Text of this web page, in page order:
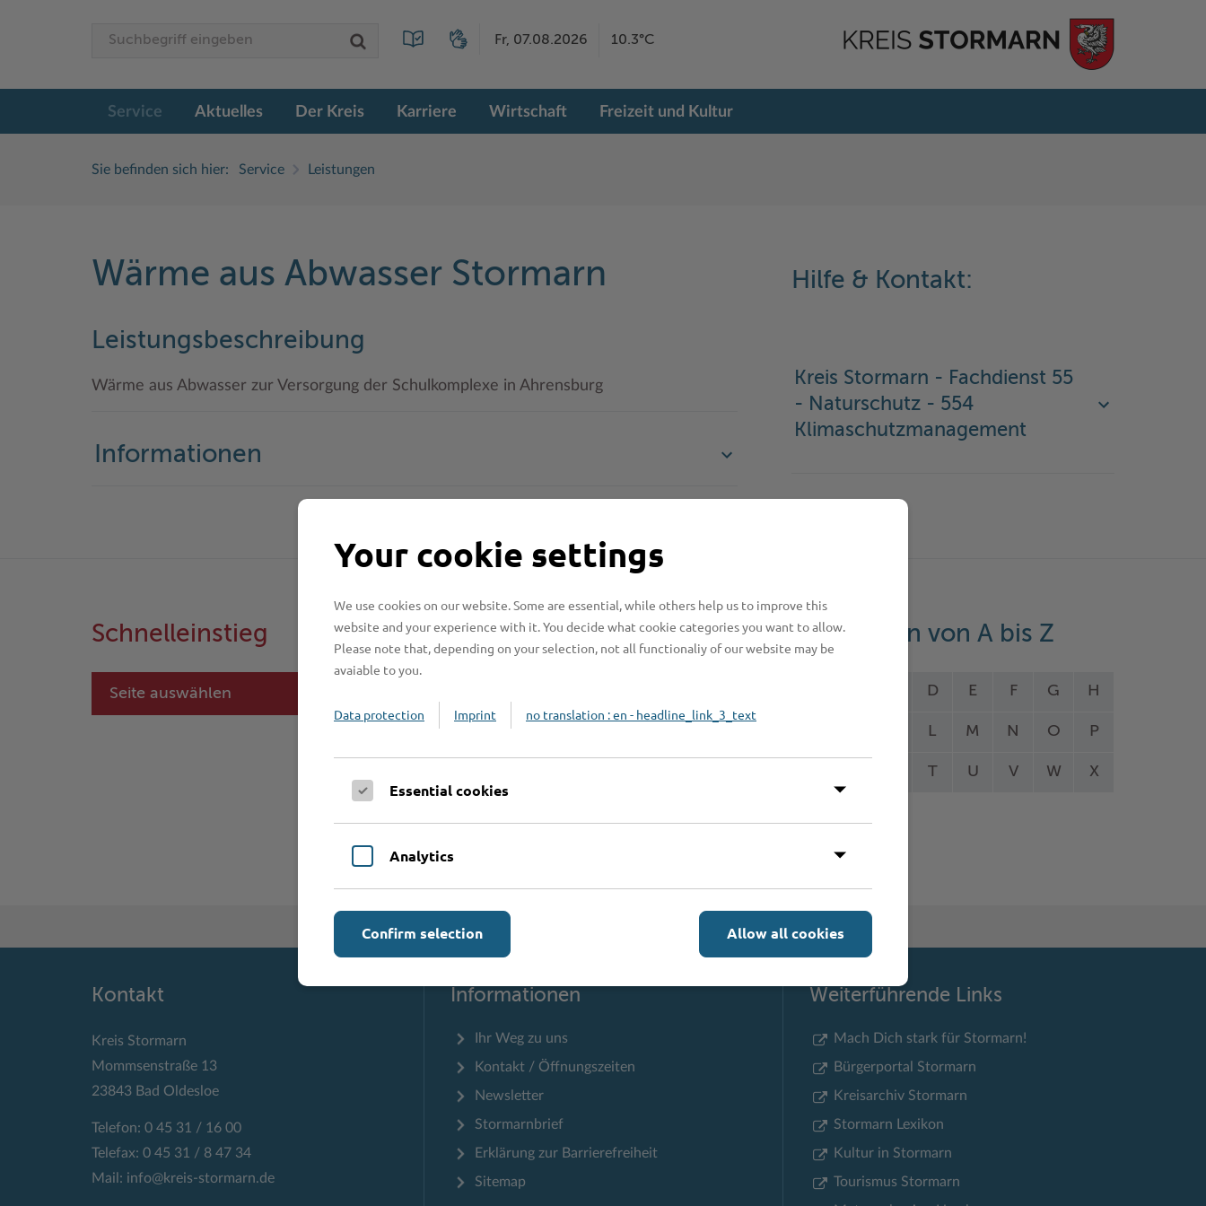
Fr, 07.08.2026 10.3°C
Service Aktuelles Der Kreis Karriere Wirtschaft Freizeit und Kultur
Sie befinden sich hier: Service Leistungen
Wärme aus Abwasser Stormarn
Leistungsbeschreibung
Wärme aus Abwasser zur Versorgung der Schulkomplexe in Ahrensburg
Informationen
Hilfe & Kontakt:
Kreis Stormarn - Fachdienst 55
- Naturschutz - 554
Klimaschutzmanagement
Schnelleinstieg
Seite auswählen
Online-Services
Formulare
Leistungen von A bis Z
D E F G H
L M N O P
T U V W X
Kontakt
Kreis Stormarn
Mommsenstraße 13
23843 Bad Oldesloe
Telefon: 0 45 31 / 16 00
Telefax: 0 45 31 / 8 47 34
Mail: info@kreis-stormarn.de
Informationen
Ihr Weg zu uns
Kontakt / Öffnungszeiten
Newsletter
Stormarnbrief
Erklärung zur Barrierefreiheit
Sitemap
Weiterführende Links
Mach Dich stark für Stormarn!
Bürgerportal Stormarn
Kreisarchiv Stormarn
Stormarn Lexikon
Kultur in Stormarn
Tourismus Stormarn
Your cookie settings
We use cookies on our website. Some are essential, while others help us to improve this
website and your experience with it. You decide what cookie categories you want to allow.
Please note that, depending on your selection, not all functionaliy of our website may be
avaiable to you.
Data protection Imprint no translation : en - headline_link_3_text
Essential cookies
Analytics
Allow all cookies
Confirm selection